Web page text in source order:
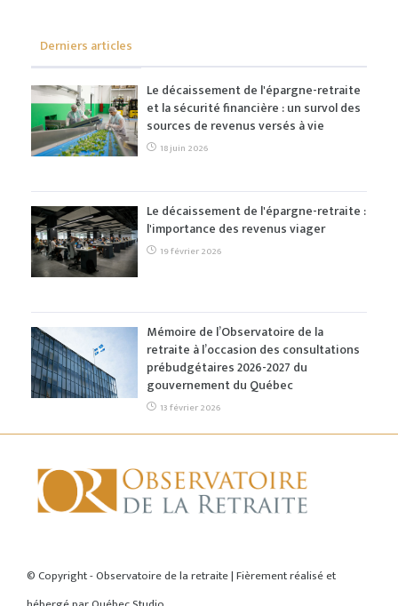
Derniers articles
Le décaissement de l'épargne-retraite
et la sécurité financière : un survol des
sources de revenus versés à vie
18 juin 2026
Le décaissement de l'épargne-retraite :
l'importance des revenus viager
19 février 2026
Mémoire de l’Observatoire de la
retraite à l’occasion des consultations
prébudgétaires 2026-2027 du
gouvernement du Québec
13 février 2026
© Copyright - Observatoire de la retraite | Fièrement réalisé et